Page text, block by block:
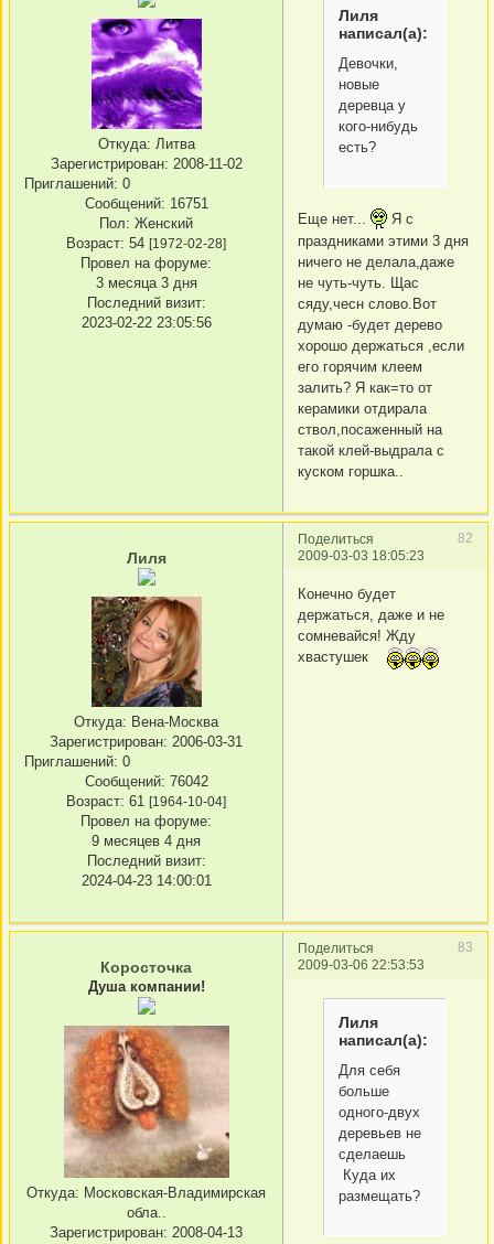
Откуда: Литва
Зарегистрирован: 2008-11-02
Приглашений: 0
Сообщений: 16751
Пол: Женский
Возраст: 54 [1972-02-28]
Провел на форуме:
3 месяца 3 дня
Последний визит:
2023-02-22 23:05:56
Лиля
написал(а):
Девочки,
новые
деревца у
кого-нибудь
есть?
Еще нет...
Я с
праздниками этими 3 дня
ничего не делала,даже
не чуть-чуть. Щас
сяду,чесн слово.Вот
думаю -будет дерево
хорошо держаться ,если
его горячим клеем
залить? Я как=то от
керамики отдирала
ствол,посаженный на
такой клей-выдрала с
куском горшка..
Поделиться
82
2009-03-03 18:05:23
Лиля
Откуда: Вена-Москва
Зарегистрирован: 2006-03-31
Приглашений: 0
Сообщений: 76042
Возраст: 61 [1964-10-04]
Провел на форуме:
9 месяцев 4 дня
Последний визит:
2024-04-23 14:00:01
Конечно будет
держаться, даже и не
сомневайся! Жду
хвастушек
Поделиться
83
2009-03-06 22:53:53
Коросточка
Душа компании!
Откуда: Московская-Владимирская
обла..
Зарегистрирован: 2008-04-13
Лиля
написал(а):
Для себя
больше
одного-двух
деревьев не
сделаешь
Куда их
размещать?